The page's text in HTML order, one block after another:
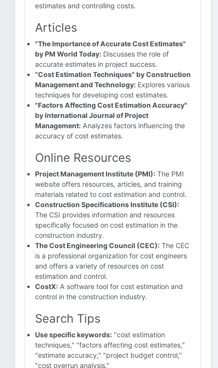
estimates and controlling costs.
Articles
"The Importance of Accurate Cost Estimates"
by PM World Today: Discusses the role of
accurate estimates in project success.
"Cost Estimation Techniques" by Construction
Management and Technology: Explores various
techniques for developing cost estimates.
"Factors Affecting Cost Estimation Accuracy"
by International Journal of Project
Management: Analyzes factors influencing the
accuracy of cost estimates.
Online Resources
Project Management Institute (PMI): The PMI
website offers resources, articles, and training
materials related to cost estimation and control.
Construction Specifications Institute (CSI):
The CSI provides information and resources
specifically focused on cost estimation in the
construction industry.
The Cost Engineering Council (CEC): The CEC
is a professional organization for cost engineers
and offers a variety of resources on cost
estimation and control.
CostX: A software tool for cost estimation and
control in the construction industry.
Search Tips
Use specific keywords: "cost estimation
techniques," "factors affecting cost estimates,"
"estimate accuracy," "project budget control,"
"cost overrun analysis."